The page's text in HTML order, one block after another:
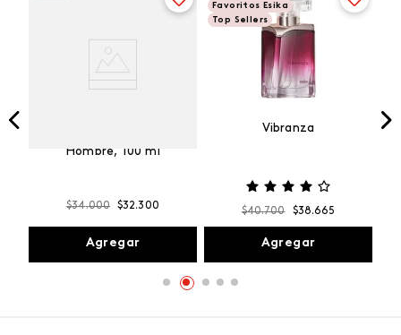
Hombre, 100 ml
$34.000 $32.300
Agregar
Favoritos Esika
Top Sellers
Vibranza
$40.700 $38.665
Agregar